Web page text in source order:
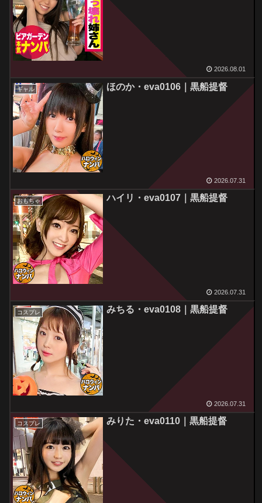
2026.08.01
ギャル ほのか・eva0106｜黒船提督
2026.07.31
おもちゃ ハイリ・eva0107｜黒船提督
2026.07.31
コスプレ みちる・eva0108｜黒船提督
2026.07.31
コスプレ みりた・eva0110｜黒船提督